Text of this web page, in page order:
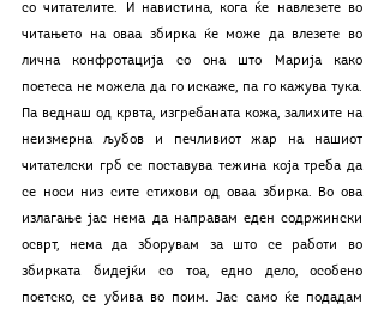
со читателите. И навистина, кога ќе навлезете во
читањето на оваа збирка ќе може да влезете во
лична конфротација со она што Марија како
поетеса не можела да го искаже, па го кажува тука.
Па веднаш од крвта, изгребаната кожа, залихите на
неизмерна љубов и печливиот жар на нашиот
читателски грб се поставува тежина која треба да
се носи низ сите стихови од оваа збирка. Во ова
излагање јас нема да направам еден содржински
осврт, нема да зборувам за што се работи во
збирката бидејќи со тоа, едно дело, особено
поетско, се убива во поим. Јас само ќе подадам